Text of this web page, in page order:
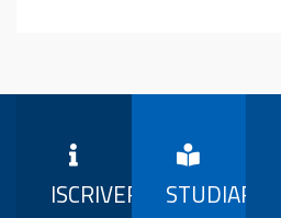
ISCRIVERSI STUDIARE